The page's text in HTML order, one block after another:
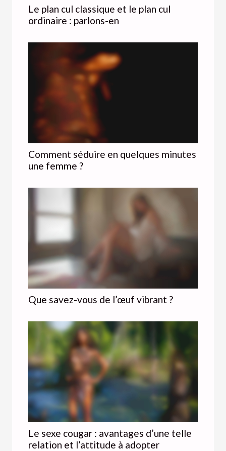
Le plan cul classique et le plan cul
ordinaire : parlons-en
Comment séduire en quelques minutes
une femme ?
Que savez-vous de l’œuf vibrant ?
Le sexe cougar : avantages d’une telle
relation et l’attitude à adopter